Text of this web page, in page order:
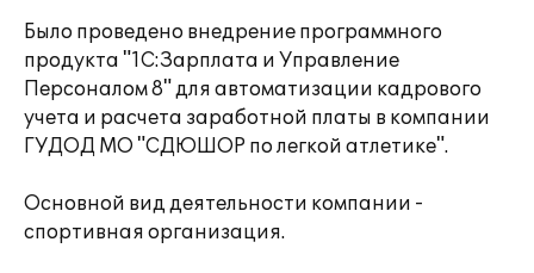
Было проведено внедрение программного
продукта "1С:Зарплата и Управление
Персоналом 8" для автоматизации кадрового
учета и расчета заработной платы в компании
ГУДОД МО "СДЮШОР по легкой атлетике".
Основной вид деятельности компании -
спортивная организация.